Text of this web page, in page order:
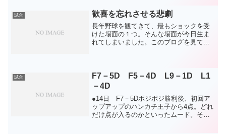
るのが素晴らしい。普...
試合 歓喜を忘れさせる悲劇
長年野球を観てきて、最もショックを受
けた場面の１つ。そんな場面が今日生ま
れてしまいました。このブログを見て下
色々な経緯があっての。そ...
試合
F7－5D F5－4D L9－1D L1
－4D
●14日 F7－5Dポジポジ勝利後、初回ア
ップアップのハンカチ王子から4点。どれ
だけ点が入るのかといったムード。そし